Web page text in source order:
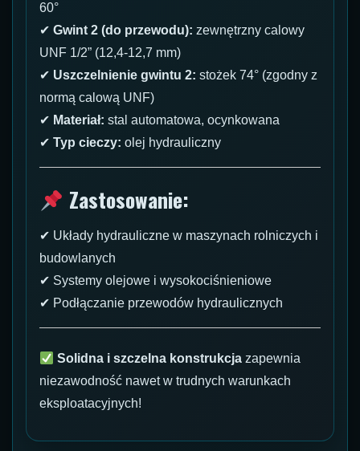
60°
✔ Gwint 2 (do przewodu): zewnętrzny calowy
UNF 1/2” (12,4-12,7 mm)
✔ Uszczelnienie gwintu 2: stożek 74° (zgodny z
normą calową UNF)
✔ Materiał: stal automatowa, ocynkowana
✔ Typ cieczy: olej hydrauliczny
Zastosowanie:
✔ Układy hydrauliczne w maszynach rolniczych i
budowlanych
✔ Systemy olejowe i wysokociśnieniowe
✔ Podłączanie przewodów hydraulicznych
Solidna i szczelna konstrukcja zapewnia
niezawodność nawet w trudnych warunkach
eksploatacyjnych!